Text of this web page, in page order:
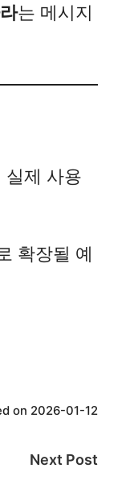
는 메시지
실제 사용
확장될 예
on 2026-01-12
Next Post